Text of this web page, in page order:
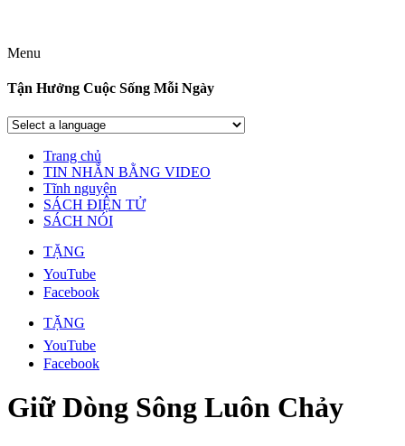
Menu
Tận Hưởng Cuộc Sống Mỗi Ngày
Trang chủ
TIN NHẮN BẰNG VIDEO
Tĩnh nguyện
SÁCH ĐIỆN TỬ
SÁCH NÓI
TẶNG
YouTube
Facebook
TẶNG
YouTube
Facebook
Giữ Dòng Sông Luôn Chảy